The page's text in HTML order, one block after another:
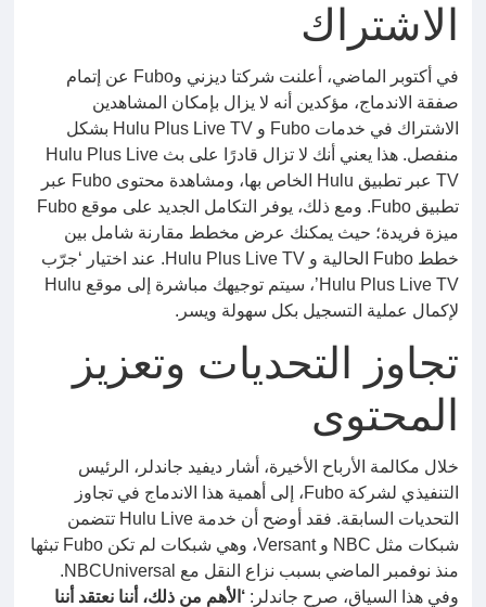
الاشتراك
في أكتوبر الماضي، أعلنت شركتا ديزني وFubo عن إتمام
صفقة الاندماج، مؤكدين أنه لا يزال بإمكان المشاهدين
الاشتراك في خدمات Fubo و Hulu Plus Live TV بشكل
منفصل. هذا يعني أنك لا تزال قادرًا على بث Hulu Plus Live
TV عبر تطبيق Hulu الخاص بها، ومشاهدة محتوى Fubo عبر
تطبيق Fubo. ومع ذلك، يوفر التكامل الجديد على موقع Fubo
ميزة فريدة؛ حيث يمكنك عرض مخطط مقارنة شامل بين
خطط Fubo الحالية و Hulu Plus Live TV. عند اختيار ‘جرّب
Hulu Plus Live TV’، سيتم توجيهك مباشرة إلى موقع Hulu
لإكمال عملية التسجيل بكل سهولة ويسر.
تجاوز التحديات وتعزيز
المحتوى
خلال مكالمة الأرباح الأخيرة، أشار ديفيد جاندلر، الرئيس
التنفيذي لشركة Fubo، إلى أهمية هذا الاندماج في تجاوز
التحديات السابقة. فقد أوضح أن خدمة Hulu Live تتضمن
شبكات مثل NBC و Versant، وهي شبكات لم تكن Fubo تبثها
منذ نوفمبر الماضي بسبب نزاع النقل مع NBCUniversal.
وفي هذا السياق، صرح جاندلر: ‘الأهم من ذلك، أننا نعتقد أننا